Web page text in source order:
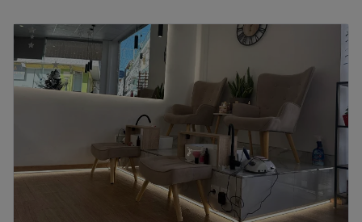
Περιβάλλον: Καθαρό, άνετο, φιλικό
Ειδικεύονται σε: υπηρεσίες ονυχοπλαστικής, lash lift
Go to venue
Τρίτη
09:00
Τετάρτη
09:00
Πέμπτη
09:00
20:00
Παρασκευή
09:00
09:00
17:00
Κλειστό
Το MB Beautybar βρίσκεται στο Ίλιον και παρέχει μία μεγάλη
γκάμα υπηρεσιών ομορφιάς!
Go to venue